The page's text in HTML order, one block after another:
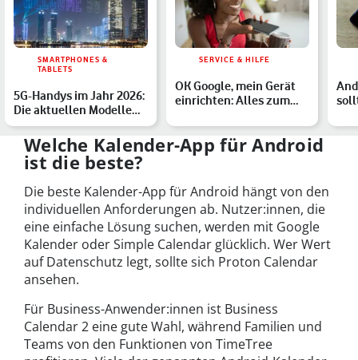
SMARTPHONES &
TABLETS
5G-Handys im Jahr 2026:
Die aktuellen Modelle
von Samsung, Apple …
SERVICE & HILFE
OK Google, mein Gerät
einrichten: Alles zum
Welche Kalender-App für Android
ist die beste?
Die beste Kalender-App für Android hängt von den
individuellen Anforderungen ab. Nutzer:innen, die
eine einfache Lösung suchen, werden mit Google
Kalender oder Simple Calendar glücklich. Wer Wert
auf Datenschutz legt, sollte sich Proton Calendar
ansehen.
Für Business-Anwender:innen ist Business
Calendar 2 eine gute Wahl, während Familien und
Teams von den Funktionen von TimeTree